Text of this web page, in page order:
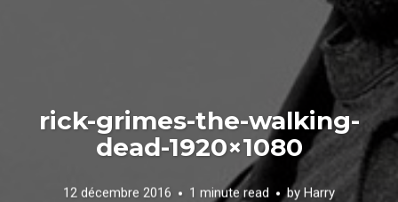
rick-grimes-the-walking-
dead-1920×1080
12 décembre 2016 1 minute read by Harry